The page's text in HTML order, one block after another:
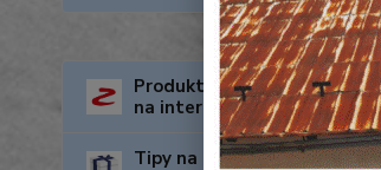
Produkty za nejnižší cenu
na internetu
Tipy na dárky pro kutily a